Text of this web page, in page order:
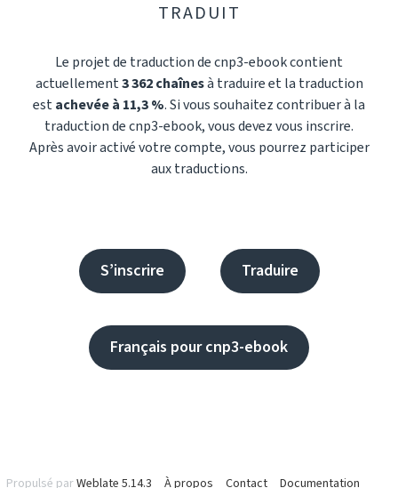
TRADUIT
Le projet de traduction de cnp3-ebook contient
actuellement3 362 chaînesà traduire et la traduction
estachevée à 11,3 %. Si vous souhaitez contribuer à la
traduction de cnp3-ebook, vous devez vous inscrire.
Après avoir activé votre compte, vous pourrez participer
aux traductions.
S’inscrire Traduire
Français pour cnp3-ebook
Propulsé parWeblate 5.14.3 À propos Contact Documentation